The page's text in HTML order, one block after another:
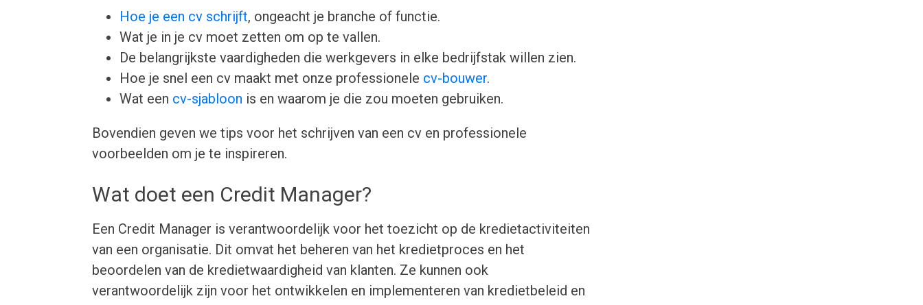
Hoe je een cv schrijft, ongeacht je branche of functie.
Wat je in je cv moet zetten om op te vallen.
De belangrijkste vaardigheden die werkgevers in elke bedrijfstak willen zien.
Hoe je snel een cv maakt met onze professionele cv-bouwer.
Wat een cv-sjabloon is en waarom je die zou moeten gebruiken.
Bovendien geven we tips voor het schrijven van een cv en professionele
voorbeelden om je te inspireren.
Wat doet een Credit Manager?
Een Credit Manager is verantwoordelijk voor het toezicht op de kredietactiviteiten
van een organisatie. Dit omvat het beheren van het kredietproces en het
beoordelen van de kredietwaardigheid van klanten. Ze kunnen ook
verantwoordelijk zijn voor het ontwikkelen en implementeren van kredietbeleid en